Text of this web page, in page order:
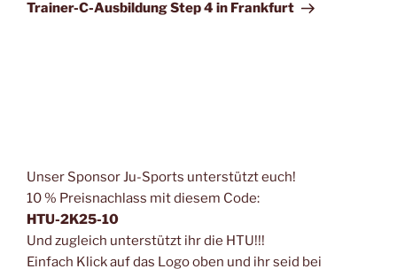
Trainer-C-Ausbildung Step 4 in Frankfurt
Unser Sponsor Ju-Sports unterstützt euch!
10 % Preisnachlass mit diesem Code:
HTU-2K25-10
Und zugleich unterstützt ihr die HTU!!!
Einfach Klick auf das Logo oben und ihr seid bei